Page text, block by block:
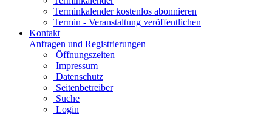
Terminkalender kostenlos abonnieren
Termin - Veranstaltung veröffentlichen
Kontakt
Anfragen und Registrierungen
Öffnungszeiten
Impressum
Datenschutz
Seitenbetreiber
Suche
Login